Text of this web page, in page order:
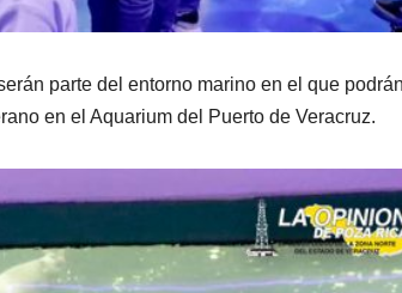
parte del entorno marino en el que
en el Aquarium del Puerto de Veracruz.